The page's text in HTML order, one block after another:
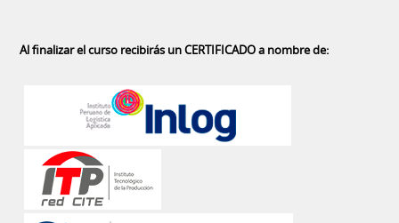
Al finalizar el curso recibirás un CERTIFICADO a nombre de: